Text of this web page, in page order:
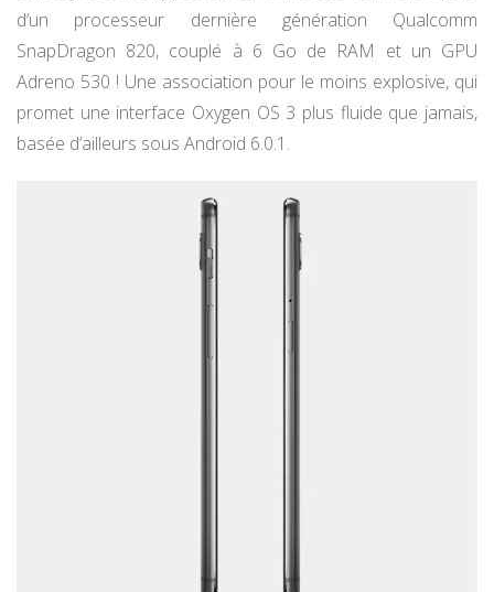
d’un processeur dernière génération Qualcomm
SnapDragon 820, couplé à 6 Go de RAM et un GPU
Adreno 530 ! Une association pour le moins explosive, qui
promet une interface Oxygen OS 3 plus fluide que jamais,
basée d’ailleurs sous Android 6.0.1.